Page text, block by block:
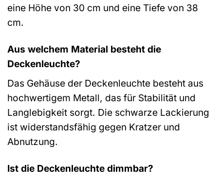
eine Höhe von 30 cm und eine Tiefe von 38
cm.
Aus welchem Material besteht die
Deckenleuchte?
Das Gehäuse der Deckenleuchte besteht aus
hochwertigem Metall, das für Stabilität und
Langlebigkeit sorgt. Die schwarze Lackierung
ist widerstandsfähig gegen Kratzer und
Abnutzung.
Ist die Deckenleuchte dimmbar?